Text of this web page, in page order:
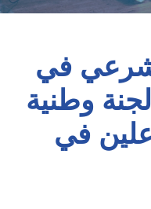
في
وطنية
في